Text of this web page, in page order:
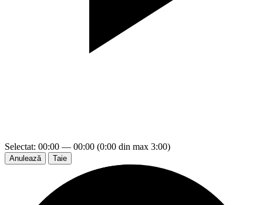
Selectat: 00:00 — 00:00 (0:00 din max 3:00)
Anulează Taie